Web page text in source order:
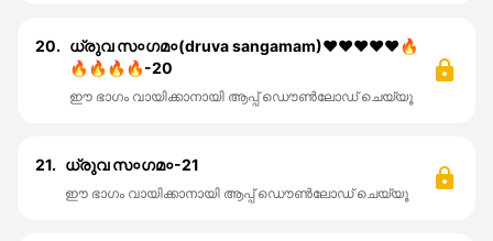
20. ധ്രുവ സ०ഗമ०(druva sangamam)❤❤❤❤❤🔥
🔥🔥🔥🔥-20
ഈ ഭാഗം വായിക്കാനായി ആപ്പ് ഡൌൺലോഡ് ചെയ്യൂ
21. ധ്രുവ സ०ഗമ०-21
ഈ ഭാഗം വായിക്കാനായി ആപ്പ് ഡൌൺലോഡ് ചെയ്യൂ